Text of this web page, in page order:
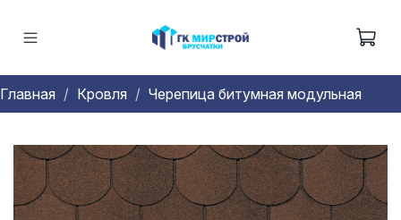
Главная Кровля Черепица битумная модульная